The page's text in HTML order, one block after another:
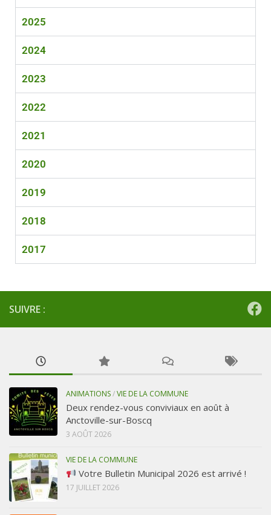
2025
2024
2023
2022
2021
2020
2019
2018
2017
SUIVRE :
ANIMATIONS/VIE DE LA COMMUNE
Deux rendez-vous conviviaux en août à
Anctoville-sur-Boscq
3 AOÛT 2026
VIE DE LA COMMUNE
Votre Bulletin Municipal 2026 est arrivé !
17 JUILLET 2026